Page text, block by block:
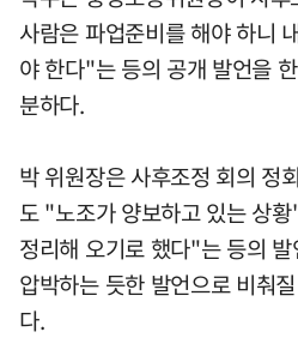
사람은 파업준비를 해야 하니
야 한다"는 등의 공개 발언을
분하다.
박 위원장은 사후조정 회의 정
도 "노조가 양보하고 있는 상
정리해 오기로 했다"는 등의
압박하는 듯한 발언으로 비춰
다.